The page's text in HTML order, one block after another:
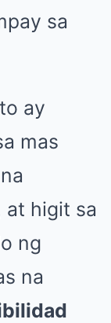
sa
ay
mas
at higit sa
ng
na